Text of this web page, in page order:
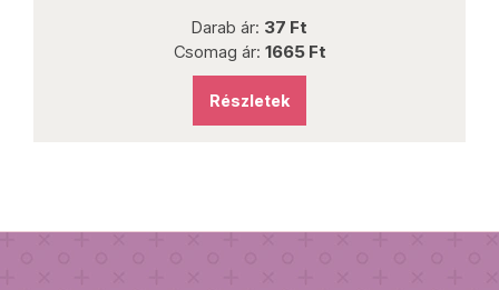
Darab ár: 37 Ft
Csomag ár: 1665 Ft
Részletek